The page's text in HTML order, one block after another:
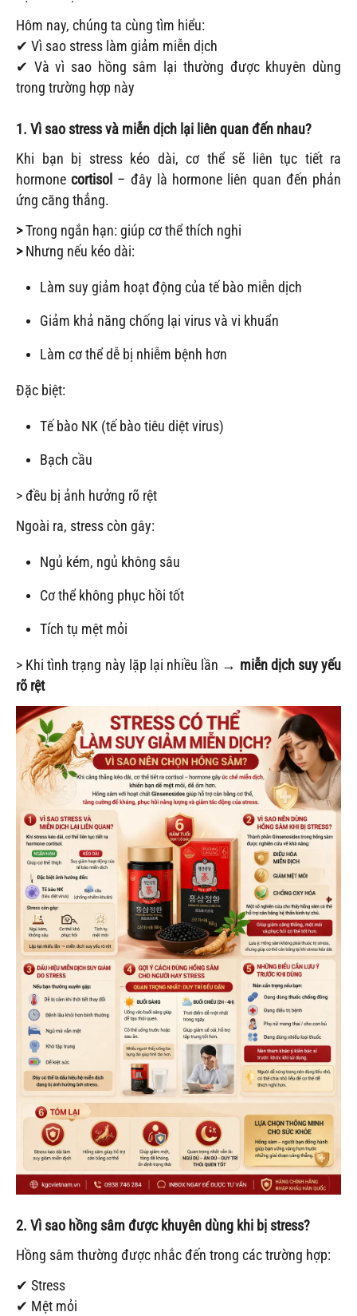
Hôm nay, chúng ta cùng tìm hiểu:
✔ Vì sao stress làm giảm miễn dịch
✔ Và vì sao hồng sâm lại thường được khuyên dùng
trong trường hợp này
1. Vì sao stress và miễn dịch lại liên quan đến nhau?
Khi bạn bị stress kéo dài, cơ thể sẽ liên tục tiết ra
hormonecortisol – đây là hormone liên quan đến phản
ứng căng thẳng.
>Trong ngắn hạn: giúp cơ thể thích nghi
>Nhưng nếu kéo dài:
Làm suy giảm hoạt động của tế bào miễn dịch
Giảm khả năng chống lại virus và vi khuẩn
Làm cơ thể dễ bị nhiễm bệnh hơn
Đặc biệt:
Tế bào NK (tế bào tiêu diệt virus)
Bạch cầu
> đều bị ảnh hưởng rõ rệt
Ngoài ra, stress còn gây:
Ngủ kém, ngủ không sâu
Cơ thể không phục hồi tốt
Tích tụ mệt mỏi
> Khi tình trạng này lặp lại nhiều lần → miễn dịch suy yếu
rõ rệt
2. Vì sao hồng sâm được khuyên dùng khi bị stress?
Hồng sâm thường được nhắc đến trong các trường hợp:
✔ Stress
✔ Mệt mỏi